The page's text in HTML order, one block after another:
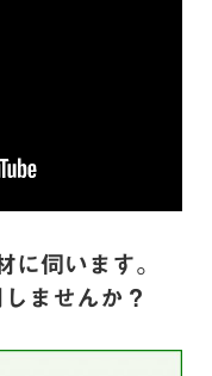
に伺います。
ませんか？